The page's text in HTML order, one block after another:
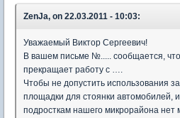
ZenJa, on 22.03.2011 - 10:03:
Уважаемый Виктор Сергеевич!
В вашем письме №..... сообщается,
прекращает работу с ….
Чтобы не допустить использования
площадки для стоянки автомобилей,
подросткам нашего микрорайона нет